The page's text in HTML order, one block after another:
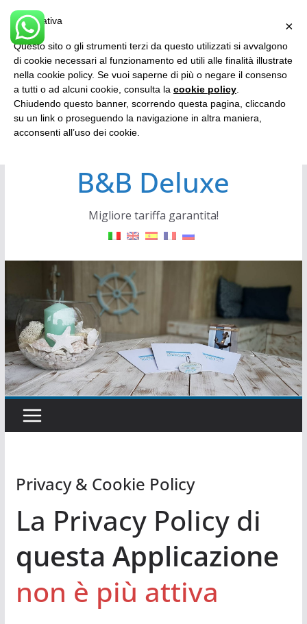
Salta
al
contenuto
Fiumicino Airport
B&B Deluxe
Migliore tariffa garantita!
Privacy & Cookie Policy
La Privacy Policy di
questa Applicazione
non è più attiva
×
Informativa
Questo sito o gli strumenti terzi da questo utilizzati si avvalgono
di cookie necessari al funzionamento ed utili alle finalità illustrate
nella cookie policy. Se vuoi saperne di più o negare il consenso
a tutti o ad alcuni cookie, consulta la cookie policy
Chiudendo questo banner, scorrendo questa pagina, cliccando
su un link o proseguendo la navigazione in altra maniera,
acconsenti all’uso dei cookie.